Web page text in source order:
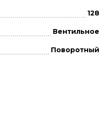
128
Вентильное
Поворотный